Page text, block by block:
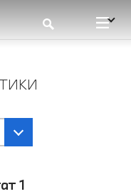
передач
1